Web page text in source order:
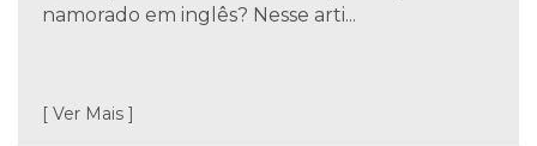
namorado em inglês? Nesse arti...
[ Ver Mais ]